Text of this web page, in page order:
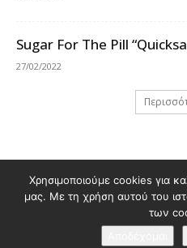
Sugar For The Pill
27/02/2022
Διαφημιστείτε
Όροι χρήσης & Πολιτική
© 2026 Κατασκευή
Χρησιμοποιούμε cookies για
μας. Με τη χρήση αυτού του
των